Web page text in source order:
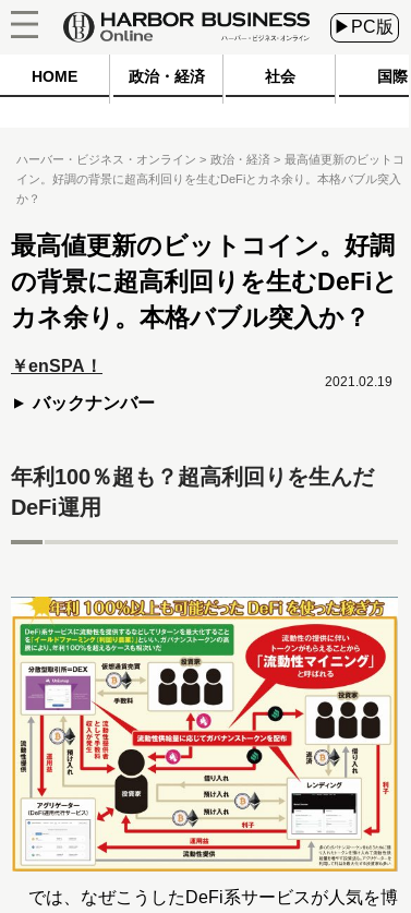
▶PC版
HOME 政治・経済 社会 国際
ハーバー・ビジネス・オンライン 政治・経済
最高値更新のビットコ
イン。好調の背景に超高利回りを生むDeFiとカネ余り。本格バブル突入
か？
最高値更新のビットコイン。好調
の背景に超高利回りを生むDeFiと
カネ余り。本格バブル突入か？
￥enSPA！
バックナンバー
2021.02.19
年利100％超も？超高利回りを生んだ
DeFi運用
では、なぜこうしたDeFi系サービスが人気を博